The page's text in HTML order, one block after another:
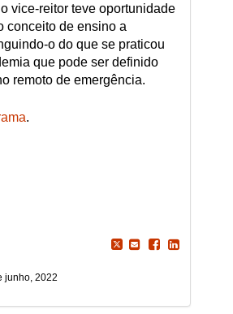
vice-reitor teve oportunidade
conceito de ensino a
o do que se praticou
que pode ser definido
remoto de emergência.
.
junho, 2022